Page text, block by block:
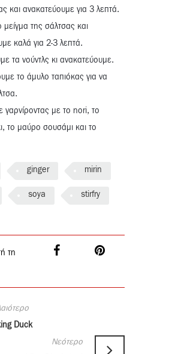
και ανακατεύουμε για 3 λεπτά.
μείγμα της σάλτσας και
καλά για 2-3 λεπτά.
τα νούντλς κι ανακατεύουμε.
το άμυλο ταπιόκας για να
γαρνίροντας με το nori, το
το μαύρο σουσάμι και το
ginger mirin
soya stirfry
τη
Duck
Νεότερο